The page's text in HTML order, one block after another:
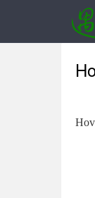
手